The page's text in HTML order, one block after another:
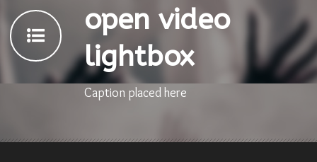
open video
lightbox
Caption placed here